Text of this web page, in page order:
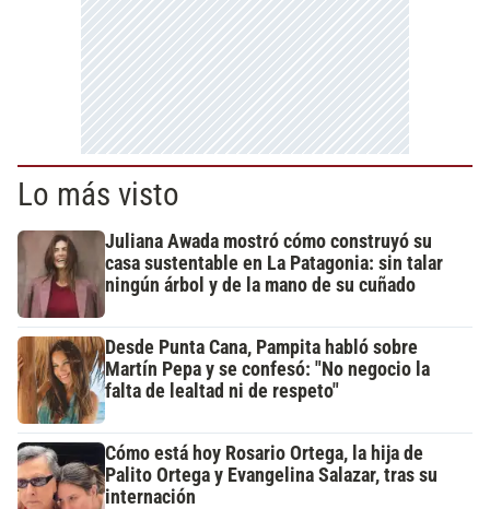
Lo más visto
Juliana Awada mostró cómo construyó su
casa sustentable en La Patagonia: sin talar
ningún árbol y de la mano de su cuñado
Desde Punta Cana, Pampita habló sobre
Martín Pepa y se confesó: "No negocio la
falta de lealtad ni de respeto"
Cómo está hoy Rosario Ortega, la hija de
Palito Ortega y Evangelina Salazar, tras su
internación